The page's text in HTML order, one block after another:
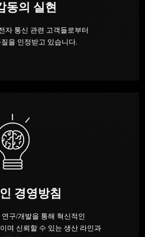
동의 실현
자 통신 관련 고객들로부터
을 인정받고 있습니다.
경영방침
구/개발을 통해 혁신적인
며 신뢰할 수 있는 생산 라인과